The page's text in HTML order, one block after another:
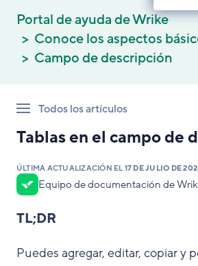
Portal de ayuda de Wrike
Conoce los aspectos
Campo de descripción
Todos los artículos
Tablas en el campo de
ÚLTIMA ACTUALIZACIÓN EL 17 DE JULIO DE
Equipo de documentación de
TL;DR
Puedes agregar, editar, copiar y